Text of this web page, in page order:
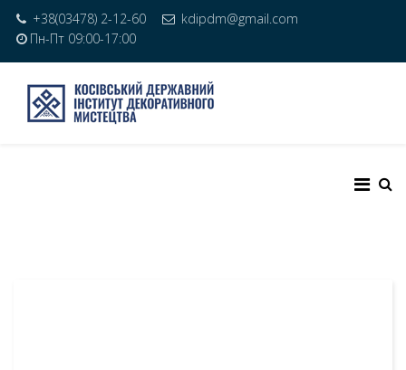
+38(03478) 2-12-60
kdipdm@gmail.com
Пн-Пт 09:00-17:00